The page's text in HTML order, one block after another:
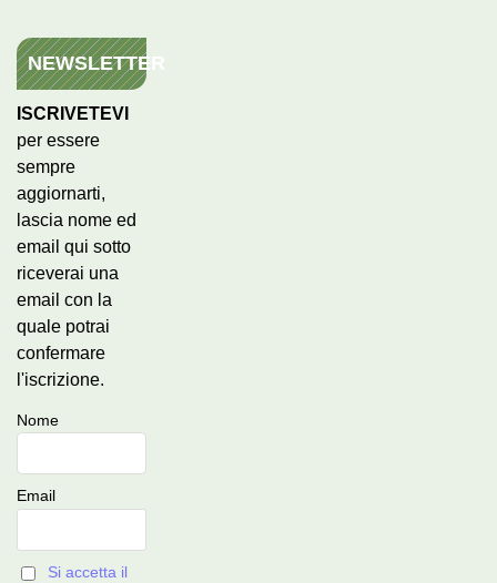
NEWSLETTER
ISCRIVETEVI
per essere
sempre
aggiornarti,
lascia nome ed
email qui sotto
riceverai una
email con la
quale potrai
confermare
l'iscrizione.
Nome
Email
Si accetta il